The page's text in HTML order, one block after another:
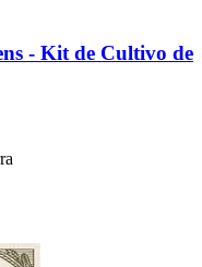
-​ Kit de Cultivo de